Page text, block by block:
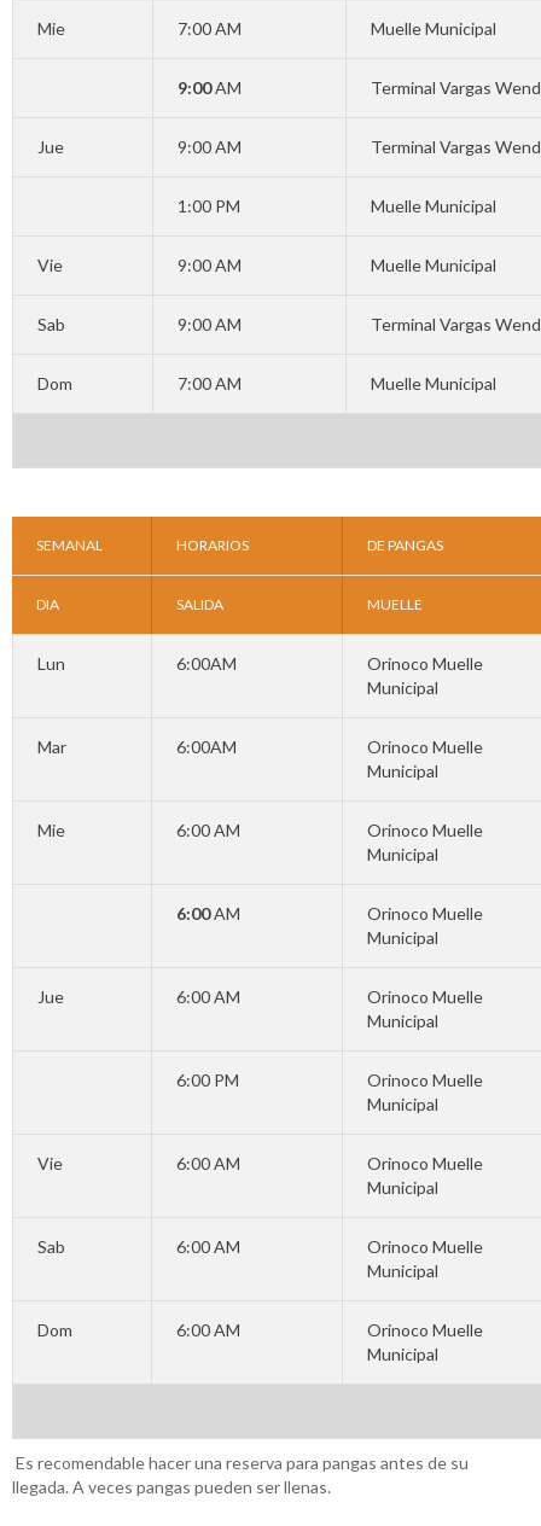
Mie 7:00 AM Muelle Municipal
9:00AM Terminal Vargas
Jue 9:00 AM Terminal Vargas
1:00 PM Muelle Municipal
Vie 9:00 AM Muelle Municipal
Sab 9:00 AM Terminal Vargas
Dom 7:00 AM Muelle Municipal
SEMANAL HORARIOS DE PANGAS
DIA SALIDA MUELLE
Lun 6:00AM Orinoco Muelle
Municipal
Mar 6:00AM Orinoco Muelle
Municipal
Mie 6:00 AM Orinoco Muelle
Municipal
6:00AM Orinoco Muelle
Municipal
Jue 6:00 AM Orinoco Muelle
Municipal
6:00 PM Orinoco Muelle
Municipal
Vie 6:00 AM Orinoco Muelle
Municipal
Sab 6:00 AM Orinoco Muelle
Municipal
Dom 6:00 AM Orinoco Muelle
Municipal
Es recomendable hacer una reserva para pangas antes de su
llegada. A veces pangas pueden ser llenas.